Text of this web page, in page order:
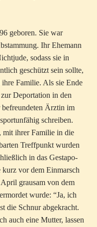
geboren. Sie war
Ihr Ehemann
sodass sie in
geschützt sein sollte,
Familie. Als sie Ende
Deportation in den
befreundeten Ärztin im
schreiben.
mit ihrer Familie in die
Treffpunkt wurden
in das Gestapo-
vor dem Einmarsch
grausam von dem
wurde: “Ja, ich
die Schnur abgekracht.
auch eine Mutter, lassen